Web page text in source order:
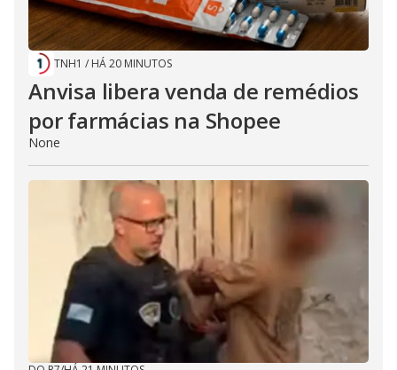
TNH1 / HÁ 20 MINUTOS
Anvisa libera venda de remédios
por farmácias na Shopee
None